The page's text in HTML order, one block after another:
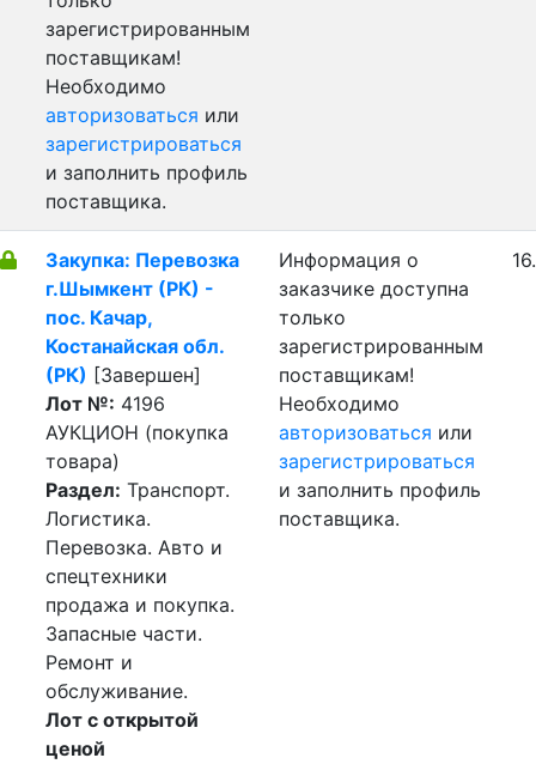
зарегистрированным
поставщикам!
Необходимо
авторизоваться или
зарегистрироваться
и заполнить профиль
поставщика.
Закупка: Перевозка
г.Шымкент (РК) -
пос. Качар,
Костанайская обл.
(РК) [Завершен]
Лот №: 4196
АУКЦИОН (покупка
товара)
Раздел: Транспорт.
Логистика.
Перевозка. Авто и
спецтехники
продажа и покупка.
Запасные части.
Ремонт и
обслуживание.
Лот с открытой
ценой
Информация о
заказчике доступна
только
зарегистрированным
поставщикам!
Необходимо
авторизоваться или
зарегистрироваться
и заполнить профиль
поставщика.